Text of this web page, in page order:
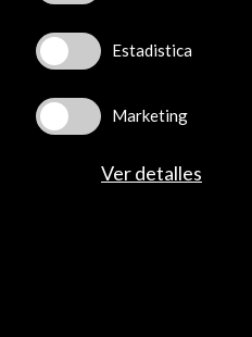
(eBook)
Estadistica
Marketing
Ver detalles